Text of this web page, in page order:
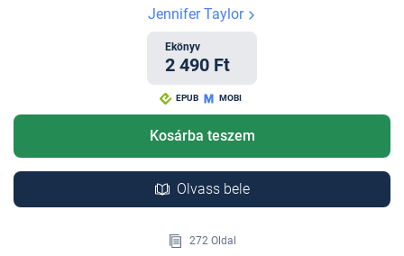
Jennifer Taylor
Ekönyv
2 490 Ft
EPUB MOBI
Kosárba teszem
Olvass bele
272 Oldal